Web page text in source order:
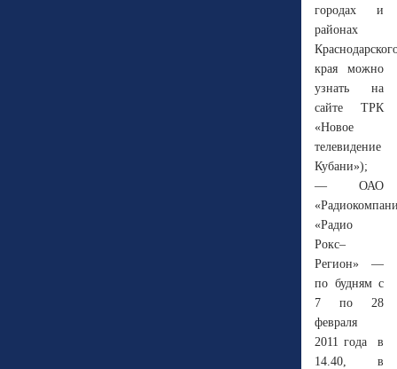
городах и
районах
края можно
узнать на
сайте ТРК
«Новое
телевидение
Кубани»);
— ОАО
«Радио
Рокс–
Регион» —
по будням с
7 по 28
февраля
2011 года в
14.40, в